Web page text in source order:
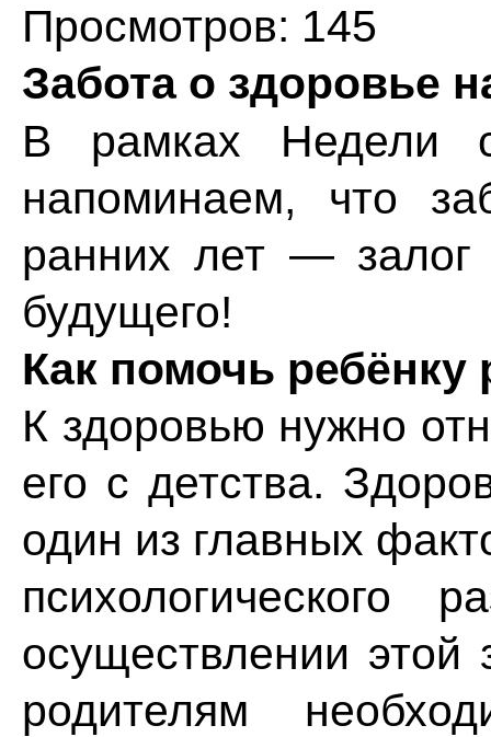
Просмотров: 145
Забота о здоровье
В рамках Недели
напоминаем, что
ранних лет — залог
будущего!
Как помочь
К здоровью нужно
его с детства.
один из главных
психологического
осуществлении этой
родителям